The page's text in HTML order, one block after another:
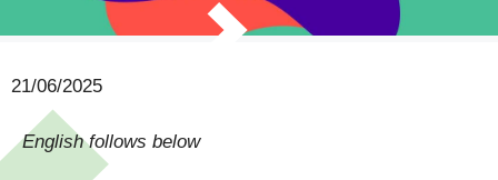
21/06/2025
English follows below